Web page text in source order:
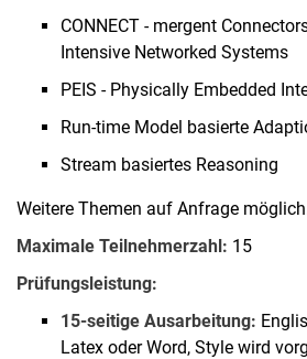
CONNECT - mergent
Intensive Networked Systems
PEIS - Physically Embedded
Run-time Model basierte
Stream basiertes Reasoning
Weitere Themen auf Anfrage
Maximale Teilnehmerzahl: 15
Prüfungsleistung:
15-seitige Ausarbeitung:
Latex oder Word, Style wird